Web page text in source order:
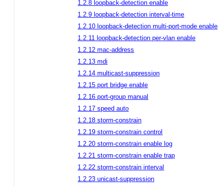
1.2.8 loopback-detection enable
1.2.9 loopback-detection interval-time
1.2.10 loopback-detection multi-port-mode enable
1.2.11 loopback-detection per-vlan enable
1.2.12 mac-address
1.2.13 mdi
1.2.14 multicast-suppression
1.2.15 port bridge enable
1.2.16 port-group manual
1.2.17 speed auto
1.2.18 storm-constrain
1.2.19 storm-constrain control
1.2.20 storm-constrain enable log
1.2.21 storm-constrain enable trap
1.2.22 storm-constrain interval
1.2.23 unicast-suppression